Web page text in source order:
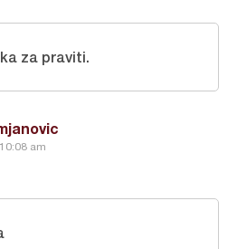
am
za praviti.